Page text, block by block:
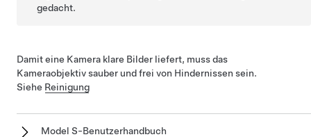
gedacht.
Damit eine Kamera klare Bilder liefert, muss das
Kameraobjektiv sauber und frei von Hindernissen sein.
Siehe Reinigung
Model S-Benutzerhandbuch